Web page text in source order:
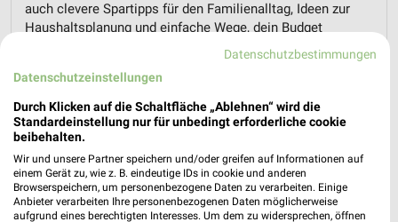
auch clevere Spartipps für den Familienalltag, Ideen zur
Haushaltsplanung und einfache Wege, dein Budget
weekli - Prospekte & Angebote App
Alle PENNY Angebote immer griffbereit – mit der kostenlosen
Datenschutzbestimmungen
Datenschutzeinstellungen
Durch Klicken auf die Schaltfläche „Ablehnen“ wird die
Standardeinstellung nur für unbedingt erforderliche cookie
beibehalten.
Wir und unsere Partner speichern und/oder greifen auf Informationen auf
einem Gerät zu, wie z. B. eindeutige IDs in cookie und anderen
Browserspeichern, um personenbezogene Daten zu verarbeiten. Einige
Anbieter verarbeiten Ihre personenbezogenen Daten möglicherweise
aufgrund eines berechtigten Interesses. Um dem zu widersprechen, öffnen